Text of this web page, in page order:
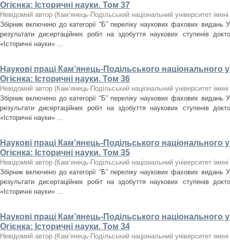
Огієнка: Історичні науки. Том 37
Невідомий автор (Кам’янець-Подільський національний університет
Збірник включено до категорії “Б” переліку наукових фахових видань
результати дисертаційних робіт на здобуття наукових ступенів
«Історичні науки» ...
Наукові праці Кам’янець-Подільського національного
Огієнка: Історичні науки. Том 36
Невідомий автор (Кам’янець-Подільський національний університет
Збірник включено до категорії “Б” переліку наукових фахових видань
результати дисертаційних робіт на здобуття наукових ступенів
«Історичні науки» ...
Наукові праці Кам’янець-Подільського національного
Огієнка: Історичні науки. Том 35
Невідомий автор (Кам’янець-Подільський національний університет
Збірник включено до категорії “Б” переліку наукових фахових видань
результати дисертаційних робіт на здобуття наукових ступенів
«Історичні науки» ...
Наукові праці Кам’янець-Подільського національного
Огієнка: Історичні науки. Том 34
Невідомий автор (Кам’янець-Подільський національний університет